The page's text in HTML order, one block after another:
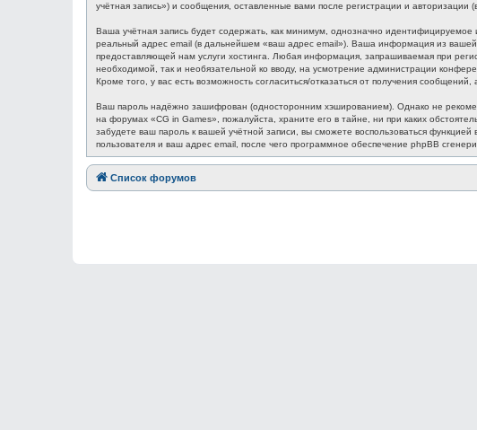
учётная запись») и сообщения, оставленные вами после регистрации и
Ваша учётная запись будет содержать, как минимум, однозначно
реальный адрес email (в дальнейшем «ваш адрес email»). Ваша информация из
предоставляющей нам услуги хостинга. Любая информация, запрашиваемая при
необходимой, так и необязательной ко вводу, на усмотрение администрации
Кроме того, у вас есть возможность согласиться/отказаться от получения
Ваш пароль надёжно зашифрован (односторонним хэшированием). Однако не
на форумах «CG in Games», пожалуйста, храните его в тайне, ни при каких
забудете ваш пароль к вашей учётной записи, вы сможете воспользоваться
пользователя и ваш адрес email, после чего программное обеспечение phpBB
Список форумов